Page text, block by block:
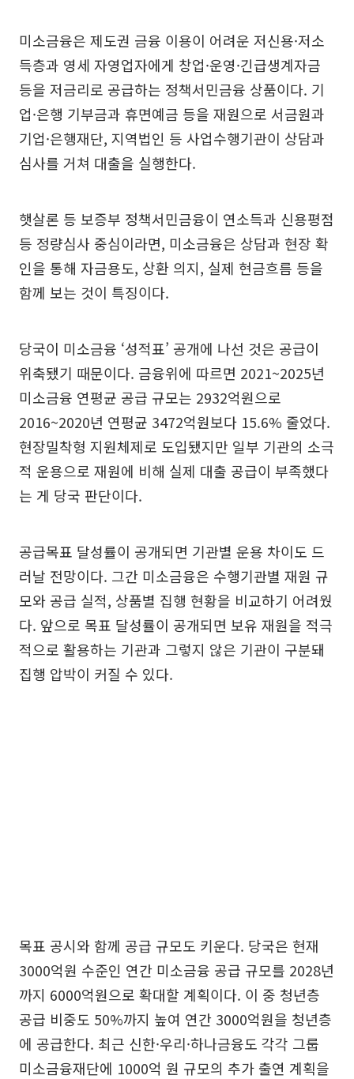
미소금융은 제도권 금융 이용이 어려운 저신용·저소
득층과 영세 자영업자에게 창업·운영·긴급생계자금
등을 저금리로 공급하는 정책서민금융 상품이다. 기
업·은행 기부금과 휴면예금 등을 재원으로 서금원과
기업·은행재단, 지역법인 등 사업수행기관이 상담과
심사를 거쳐 대출을 실행한다.
햇살론 등 보증부 정책서민금융이 연소득과 신용평점
등 정량심사 중심이라면, 미소금융은 상담과 현장 확
인을 통해 자금용도, 상환 의지, 실제 현금흐름 등을
함께 보는 것이 특징이다.
당국이 미소금융 ‘성적표’ 공개에 나선 것은 공급이
위축됐기 때문이다. 금융위에 따르면 2021~2025년
미소금융 연평균 공급 규모는 2932억원으로
2016~2020년 연평균 3472억원보다 15.6% 줄었다.
현장밀착형 지원체제로 도입됐지만 일부 기관의 소극
적 운용으로 재원에 비해 실제 대출 공급이 부족했다
는 게 당국 판단이다.
공급목표 달성률이 공개되면 기관별 운용 차이도 드
러날 전망이다. 그간 미소금융은 수행기관별 재원 규
모와 공급 실적, 상품별 집행 현황을 비교하기 어려웠
다. 앞으로 목표 달성률이 공개되면 보유 재원을 적극
적으로 활용하는 기관과 그렇지 않은 기관이 구분돼
집행 압박이 커질 수 있다.
목표 공시와 함께 공급 규모도 키운다. 당국은 현재
3000억원 수준인 연간 미소금융 공급 규모를 2028년
까지 6000억원으로 확대할 계획이다. 이 중 청년층
공급 비중도 50%까지 높여 연간 3000억원을 청년층
에 공급한다. 최근 신한·우리·하나금융도 각각 그룹
미소금융재단에 1000억 원 규모의 추가 출연 계획을